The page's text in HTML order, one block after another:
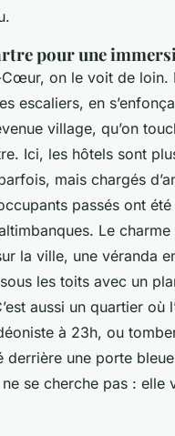
pour une
on le voit de loin.
escaliers, en
village, qu’on
Ici, les hôtels sont
mais chargés
passés ont
Le charme
la ville, une véranda
les toits avec un
aussi un quartier où
à 23h, ou
derrière une porte
se cherche pas : elle